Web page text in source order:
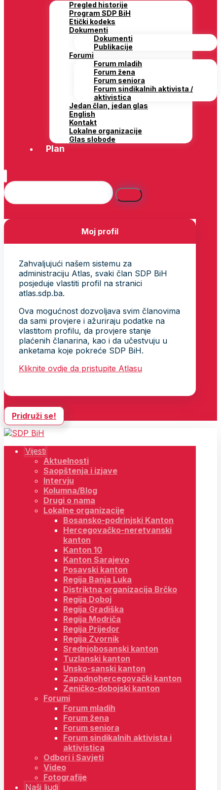
Pregled historije
Program SDP BiH
Etički kodeks
Dokumenti
Dokumenti
Publikacije
Forumi
Forum mladih
Forum žena
Forum seniora
Forum sindikalnih aktivista /
aktivistica
Jedan član, jedan glas
English
Kontakt
Lokalne organizacije
Glas slobode
Plan
Moj profil
Zahvaljujući našem sistemu za
administraciju Atlas, svaki član SDP BiH
posjeduje vlastiti profil na stranici
atlas.sdp.ba.
Ova mogućnost dozvoljava svim članovima
da sami provjere i ažuriraju podatke na
vlastitom profilu, da provjere stanje
plaćenih članarina, kao i da učestvuju u
anketama koje pokreće SDP BiH.
Kliknite ovdje da pristupite Atlasu
Pridruži se!
Vijesti
Aktuelnosti
Saopštenja i izjave
Intervju
Kolumna/Blog
Drugi o nama
Lokalne organizacije
Bosansko-podrinjski Kanton
Hercegovačko-neretvanski
kanton
Kanton 10
Kanton Sarajevo
Posavski kanton
Regija Banja Luka
Distriktna organizacija Brčko
Regija Doboj
Regija Gradiška
Regija Modriča
Regija Prijedor
Regija Zvornik
Srednjobosanski kanton
Tuzlanski kanton
Unsko-sanski kanton
Zapadnohercegovački kanton
Zeničko-dobojski kanton
Forumi
Forum mladih
Forum žena
Forum seniora
Forum sindikalnih aktivista i
aktivistica
Odbori i Savjeti
Video
Fotografije
Naši ljudi